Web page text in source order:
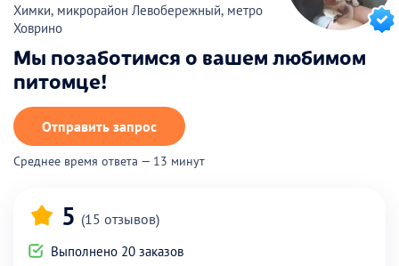
Химки, микрорайон Левобережный, метро
Ховрино
Мы позаботимся о вашем любимом
питомце!
Отправить запрос
Среднее время ответа — 13 минут
5 (15 отзывов)
Выполнено 20 заказов